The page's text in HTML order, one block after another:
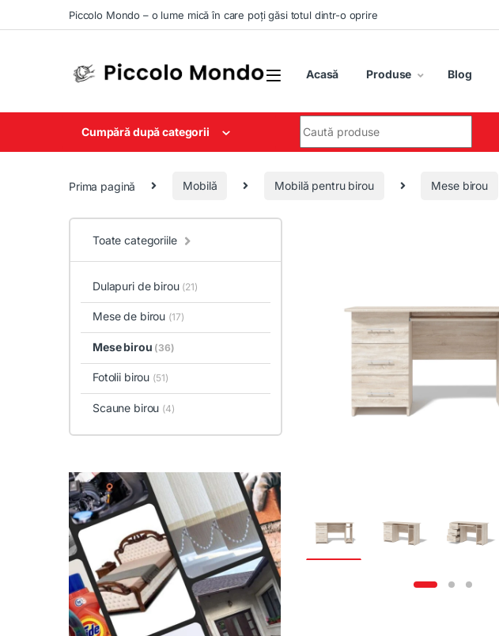
Skip to navigation
Skip to contentPiccolo Mondo – o lume mică în care poți găsi totul dintr-o oprire
Acasă Produse Blog
Cumpără după categorii
Prima pagină Mobilă Mobilă pentru birou Mese birou
Toate categoriile
Dulapuri de birou (21)
Mese de birou (17)
Mese birou (36)
Fotolii birou (51)
Scaune birou (4)